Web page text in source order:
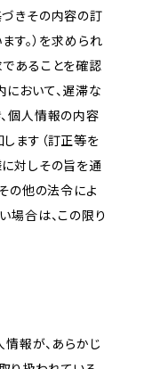
きその内容の訂
す。）を求められ
あることを確認
おいて、遅滞な
個人情報の内容
ます（訂正等を
対しその旨を通
の他の法令によ
場合は、この限り
情報が、あらかじ